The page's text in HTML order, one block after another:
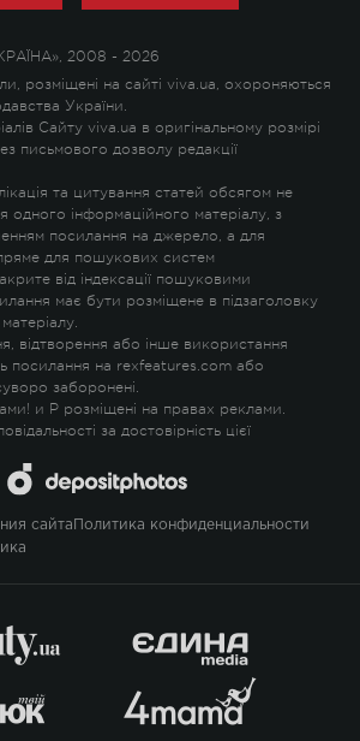
2008 - 2026
розміщені на сайті viva.ua, охороняються
України.
Сайту viva.ua в оригінальному розмірі
письмового дозволу редакції
та цитування статей обсягом не
одного інформаційного матеріалу, з
посилання на джерело, а для
для пошукових систем
від індексації пошуковими
має бути розміщене в підзаголовку
відтворення або інше використання
посилання на rexfeatures.com або
заборонені.
! и P розміщені на правах реклами.
за достовірність цієї
сайта Политика конфиденциальности